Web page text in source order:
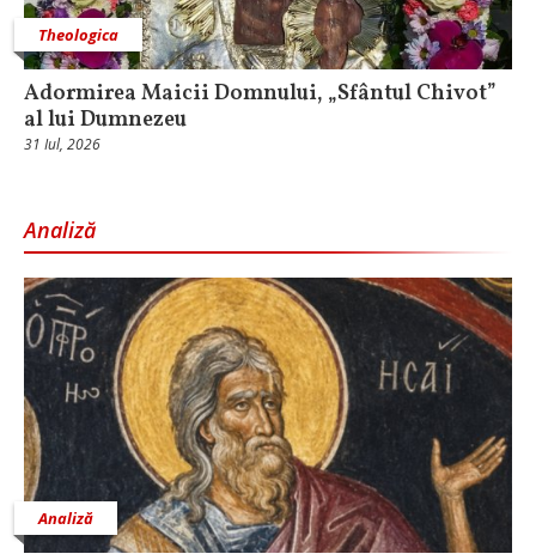
Theologica
Adormirea Maicii Domnului, „Sfântul Chivot”
al lui Dumnezeu
31 Iul, 2026
Analiză
Analiză